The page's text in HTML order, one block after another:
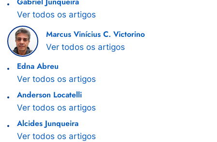
Ver todos os artigos
Marcus Vinícius C. Victorino
Ver todos os artigos
Edna Abreu
Ver todos os artigos
Anderson Locatelli
Ver todos os artigos
Alcides Junqueira
Ver todos os artigos